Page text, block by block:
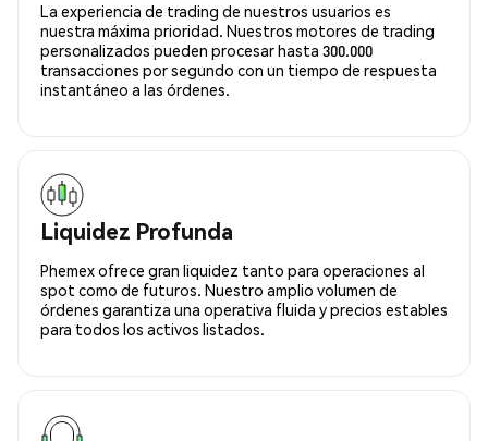
La experiencia de trading de nuestros usuarios es
nuestra máxima prioridad. Nuestros motores de trading
personalizados pueden procesar hasta 300.000
transacciones por segundo con un tiempo de respuesta
instantáneo a las órdenes.
Liquidez Profunda
Phemex ofrece gran liquidez tanto para operaciones al
spot como de futuros. Nuestro amplio volumen de
órdenes garantiza una operativa fluida y precios estables
para todos los activos listados.